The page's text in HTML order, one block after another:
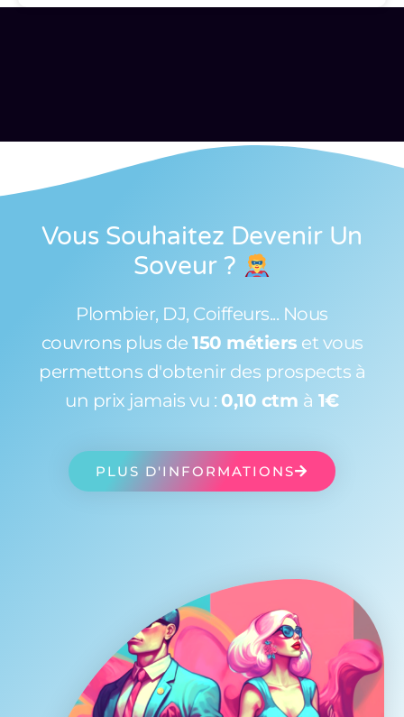
Vous Souhaitez Devenir Un
Soveur ?
Plombier, DJ, Coiffeurs... Nous
couvrons plus de 150 métiers et vous
permettons d'obtenir des prospects à
un prix jamais vu : 0,10 ctm à 1€
PLUS D'INFORMATIONS